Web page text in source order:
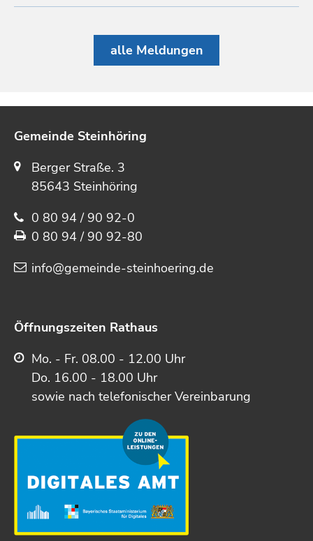
alle Meldungen
Gemeinde Steinhöring
Berger Straße. 3
85643 Steinhöring
0 80 94 / 90 92-0
0 80 94 / 90 92-80
info@gemeinde-steinhoering.de
Öffnungszeiten Rathaus
Mo. - Fr. 08.00 - 12.00 Uhr
Do. 16.00 - 18.00 Uhr
sowie nach telefonischer Vereinbarung